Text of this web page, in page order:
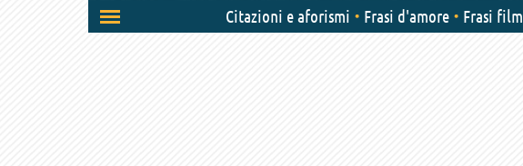
Attiva/disattiva
navigazione
Citazioni e aforismi Frasi d'amore Frasi film